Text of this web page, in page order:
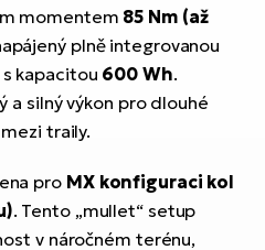
momentem 85 Nm (až
plně integrovanou
kapacitou 600 Wh.
a silný výkon pro dlouhé
traily.
pro MX konfiguraci kol
. Tento „mullet“ setup
v náročném terénu,